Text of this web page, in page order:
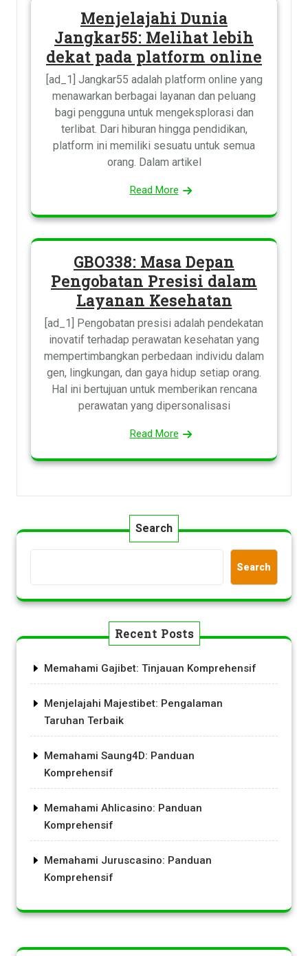
Menjelajahi Dunia
Jangkar55: Melihat lebih
dekat pada platform online
[ad_1] Jangkar55 adalah platform online yang
menawarkan berbagai layanan dan peluang
bagi pengguna untuk mengeksplorasi dan
terlibat. Dari hiburan hingga pendidikan,
platform ini memiliki sesuatu untuk semua
orang. Dalam artikel
Read More
GBO338: Masa Depan
Pengobatan Presisi dalam
Layanan Kesehatan
[ad_1] Pengobatan presisi adalah pendekatan
inovatif terhadap perawatan kesehatan yang
mempertimbangkan perbedaan individu dalam
gen, lingkungan, dan gaya hidup setiap orang.
Hal ini bertujuan untuk memberikan rencana
perawatan yang dipersonalisasi
Read More
Search
Search
Recent Posts
Memahami Gajibet: Tinjauan Komprehensif
Menjelajahi Majestibet: Pengalaman
Taruhan Terbaik
Memahami Saung4D: Panduan
Komprehensif
Memahami Ahlicasino: Panduan
Komprehensif
Memahami Juruscasino: Panduan
Komprehensif